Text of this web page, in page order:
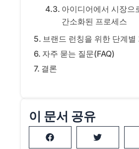
아이디어에서 시장
간소화된 프로세스
브랜드 런칭을 위한 단계별
자주 묻는 질문(FAQ)
결론
이 문서 공유